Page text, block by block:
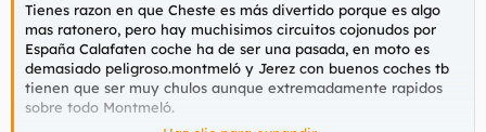
Tienes razon en que Cheste es más divertido porque es algo
mas ratonero, pero hay muchisimos circuitos cojonudos por
España Calafaten coche ha de ser una pasada, en moto es
demasiado peligroso.montmeló y Jerez con buenos coches tb
tienen que ser muy chulos aunque extremadamente rapidos
sobre todo Montmeló.